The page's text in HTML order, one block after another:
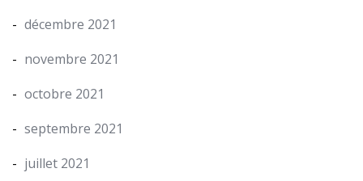
décembre 2021
novembre 2021
octobre 2021
septembre 2021
juillet 2021